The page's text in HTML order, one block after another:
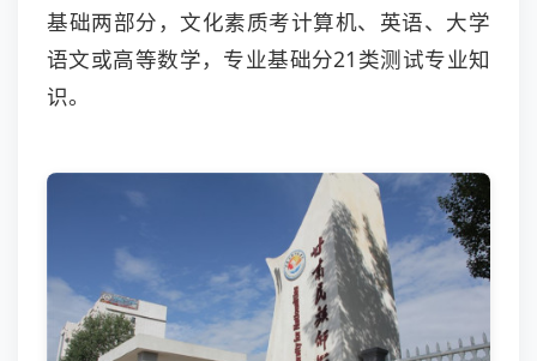
基础两部分，文化素质考计算机、英语、大学
语文或高等数学，专业基础分21类测试专业知
识。